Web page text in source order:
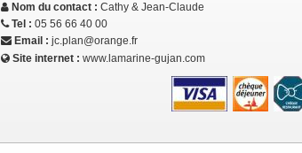
Nom du contact : Cathy & Jean-Claude
Tel : 05 56 66 40 00
Email : jc.plan@orange.fr
Site internet : www.lamarine-gujan.com